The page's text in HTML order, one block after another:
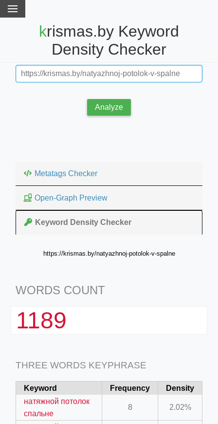
krismas.by Keyword
Density Checker
Analyze
Metatags Checker
Open-Graph Preview
Keyword Density Checker
https://krismas.by/natyazhnoj-potolok-v-spalne
WORDS COUNT
1189
THREE WORDS KEYPHRASE
Keyword Frequency
Density
натяжной потолок
спальне
8 2.02%